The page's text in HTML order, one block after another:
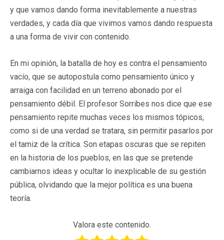
y que vamos dando forma inevitablemente a nuestras
verdades, y cada día que vivimos vamos dando respuesta
a una forma de vivir con contenido.
En mi opinión, la batalla de hoy es contra el pensamiento
vacío, que se autopostula como pensamiento único y
arraiga con facilidad en un terreno abonado por el
pensamiento débil. El profesor Sorribes nos dice que ese
pensamiento repite muchas veces los mismos tópicos,
como si de una verdad se tratara, sin permitir pasarlos por
el tamiz de la crítica. Son etapas oscuras que se repiten
en la historia de los pueblos, en las que se pretende
cambiarnos ideas y ocultar lo inexplicable de su gestión
pública, olvidando que la mejor política es una buena
teoría.
Valora este contenido.